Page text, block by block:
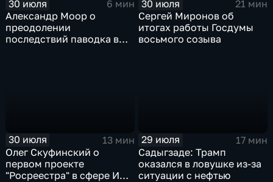
30 июля
6 мин
Александр Моор о
преодолении
последствий паводка в
30 июля
21 мин
Сергей Миронов об
итогах работы Госдумы
восьмого созыва
30 июля
13 мин
Олег Скуфинский о
первом проекте
"Росреестра" в сфере ИИ
29 июля
17 мин
Садыгзаде: Трамп
оказался в ловушке из-за
ситуации с нефтью